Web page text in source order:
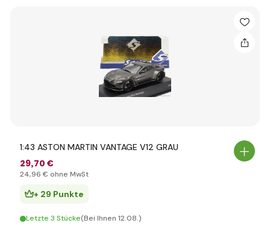
1:43 ASTON MARTIN VANTAGE V12 GRAU
29,70 €
24,96 € ohne MwSt
+ 29 Punkte
Letzte 3 Stücke(Bei Ihnen 12.08.)